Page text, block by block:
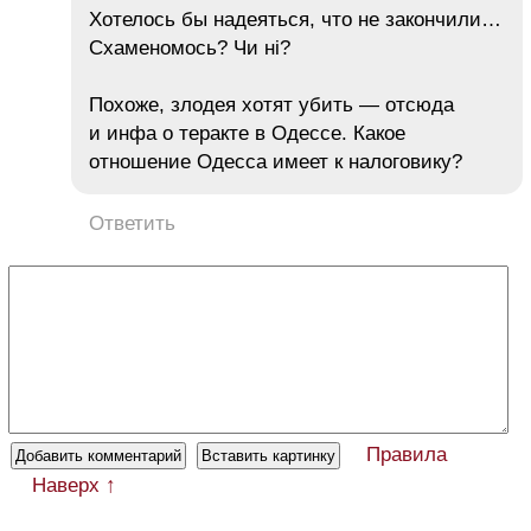
Хотелось бы надеяться, что не закончили…
Схаменомось? Чи ні?
Похоже, злодея хотят убить — отсюда
и инфа о теракте в Одессе. Какое
отношение Одесса имеет к налоговику?
Ответить
Правила
Наверх ↑